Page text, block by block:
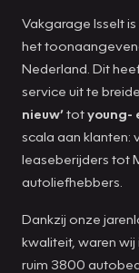
Vakgarage Isselt
het
Nederland. Dit
service uit te
nieuw’totyoung-
scala aan klanten:
leaseberijders tot
autoliefhebbers.
Dankzij onze
kwaliteit, waren
ruim 3800